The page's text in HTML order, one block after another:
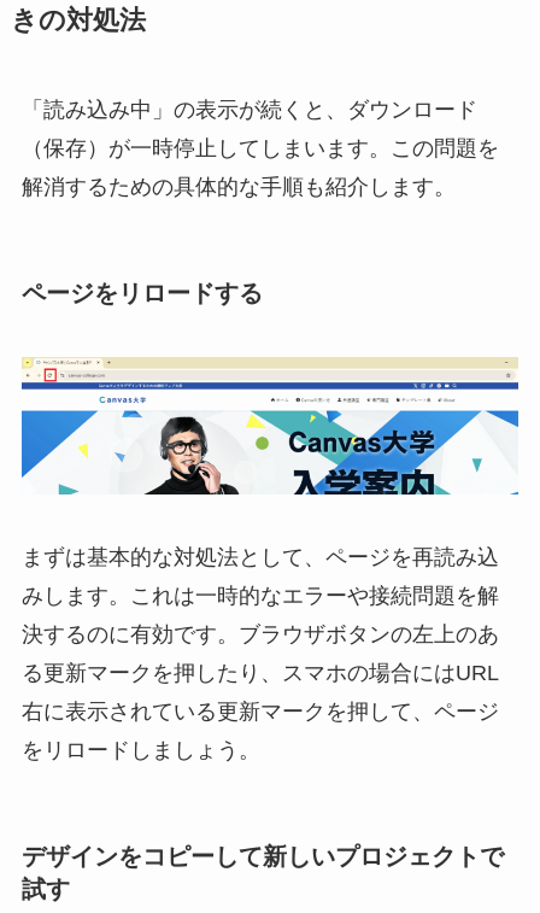
きの対処法
「読み込み中」の表示が続くと、ダウンロード
（保存）が一時停止してしまいます。この問題を
解消するための具体的な手順も紹介します。
ページをリロードする
まずは基本的な対処法として、ページを再読み込
みします。これは一時的なエラーや接続問題を解
決するのに有効です。ブラウザボタンの左上のあ
る更新マークを押したり、スマホの場合にはURL
右に表示されている更新マークを押して、ページ
をリロードしましょう。
デザインをコピーして新しいプロジェクトで
試す